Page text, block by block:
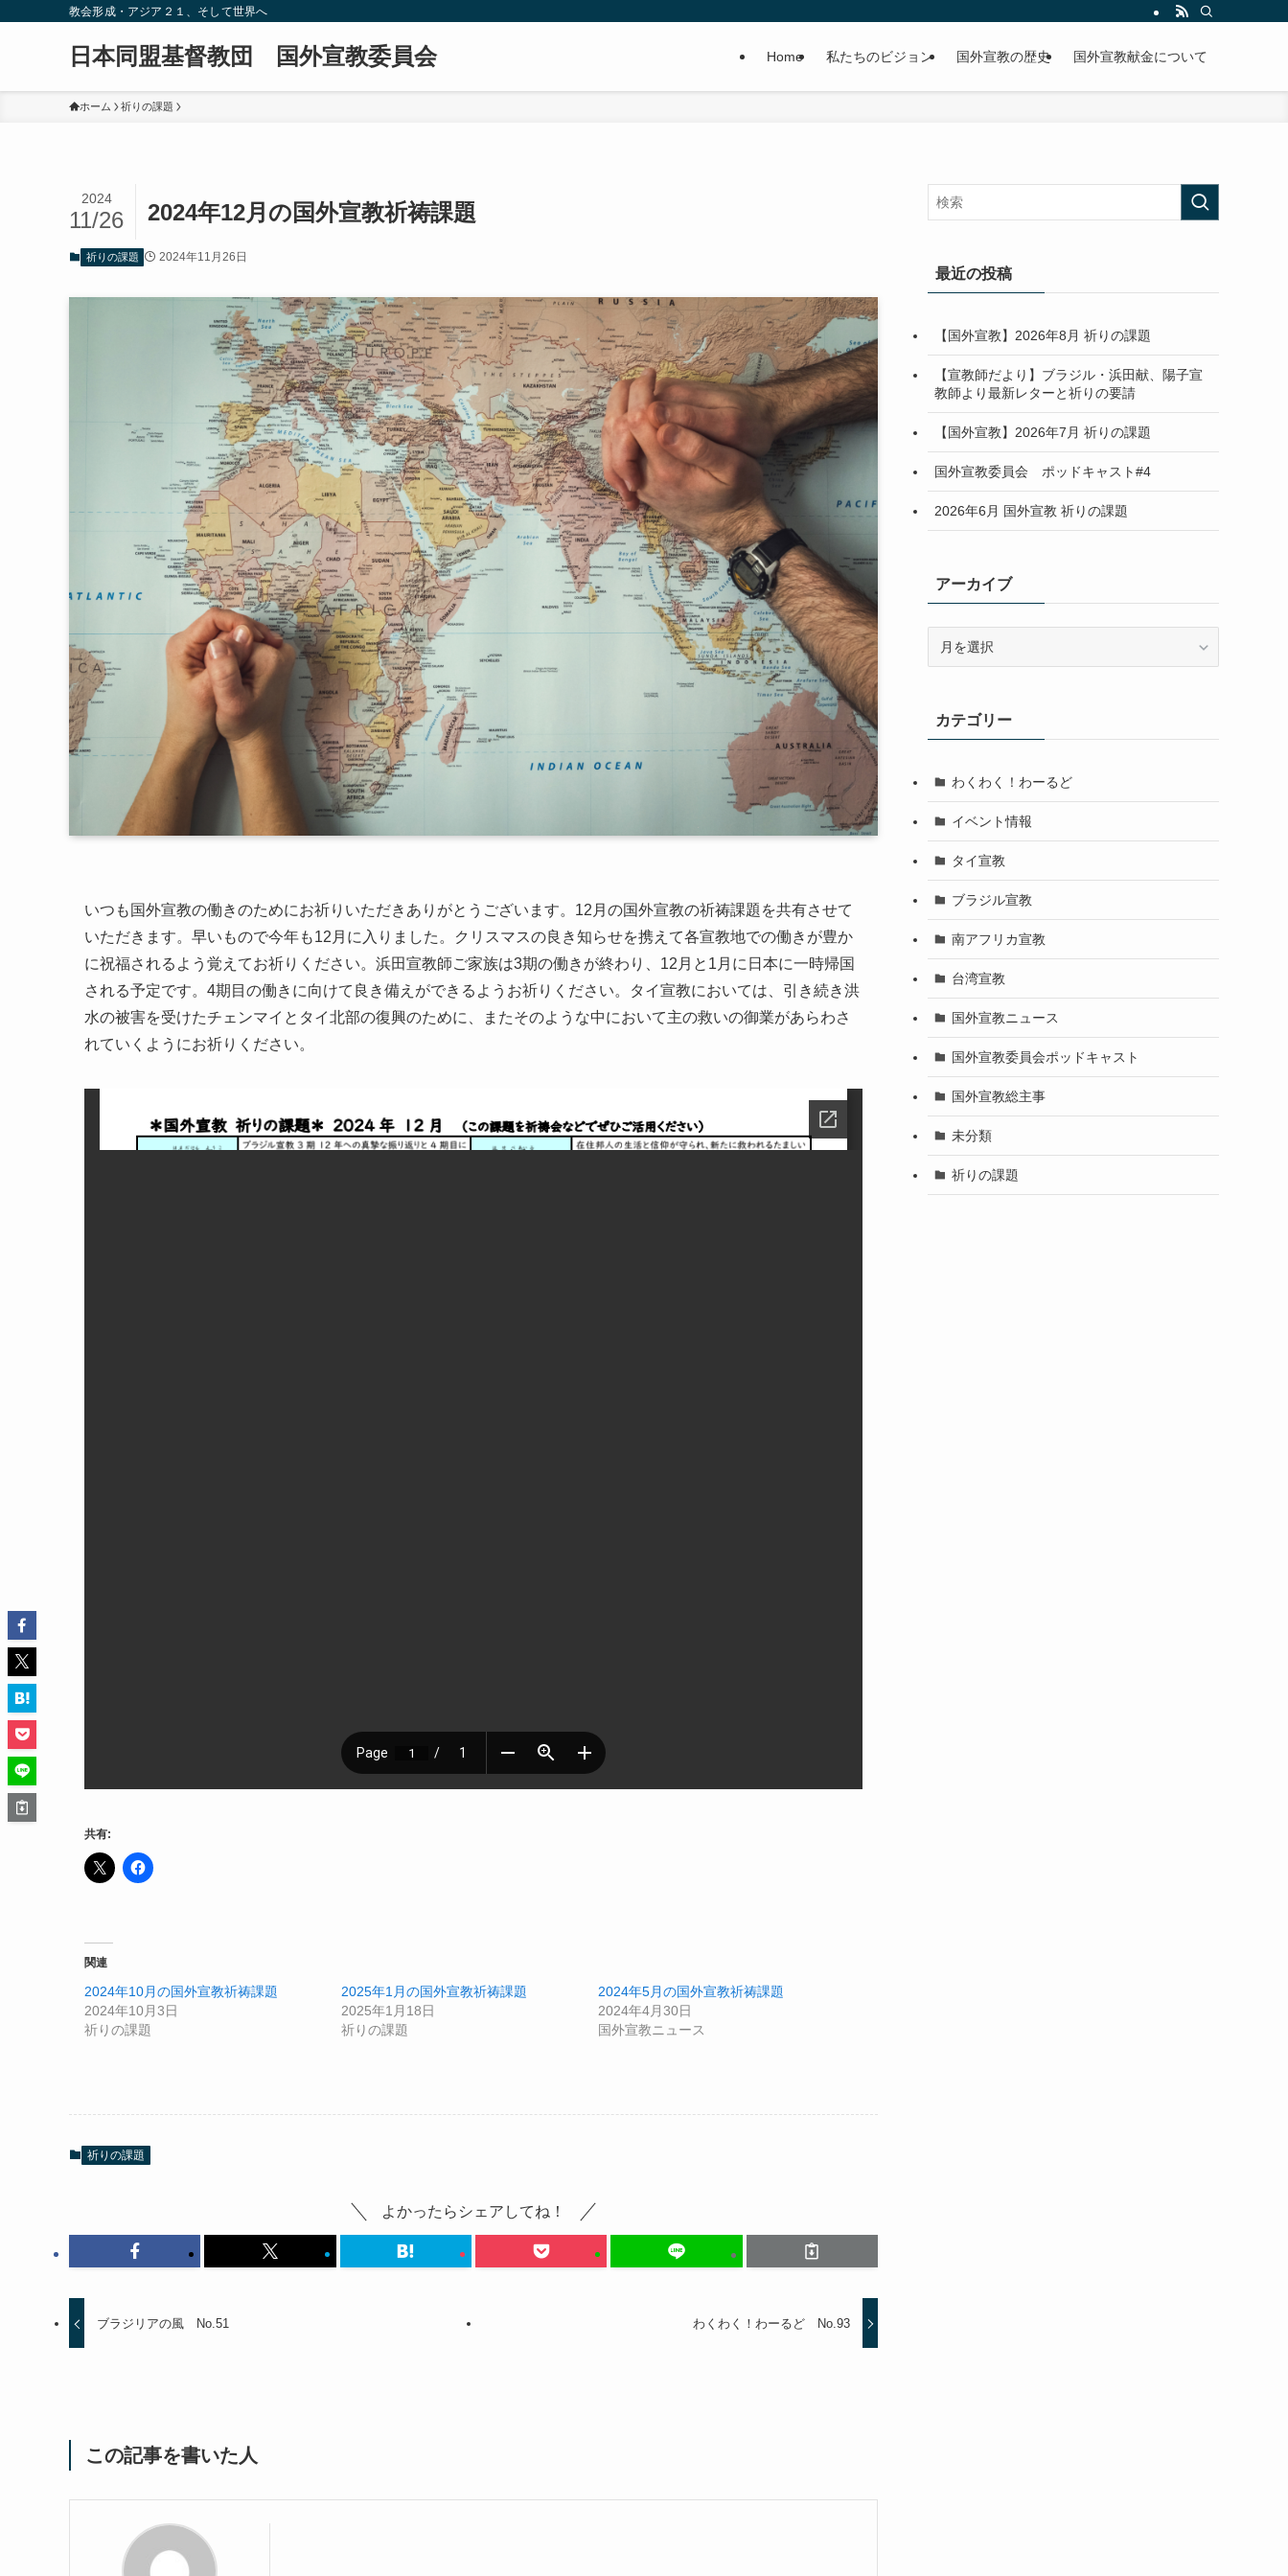
教会形成・アジア２１、そして世界へ
日本同盟基督教団 国外宣教委員会 Home 私たちのビジョン 国外宣教の歴史 国外宣教献金について
ホーム 祈りの課題
2024年12月の国外宣教祈祷課題
2024
11/26
祈りの課題 2024年11月26日
いつも国外宣教の働きのためにお祈りいただきありがとうございます。12月の国外宣教の祈祷課題を共有させて
いただきます。早いもので今年も12月に入りました。クリスマスの良き知らせを携えて各宣教地での働きが豊か
に祝福されるよう覚えてお祈りください。浜田宣教師ご家族は3期の働きが終わり、12月と1月に日本に一時帰国
される予定です。4期目の働きに向けて良き備えができるようお祈りください。タイ宣教においては、引き続き洪
水の被害を受けたチェンマイとタイ北部の復興のために、またそのような中において主の救いの御業があらわさ
れていくようにお祈りください。
共有:
関連
2024年10月の国外宣教祈祷課題
2024年10月3日
祈りの課題
2025年1月の国外宣教祈祷課題
2025年1月18日
祈りの課題
2024年5月の国外宣教祈祷課題
2024年4月30日
国外宣教ニュース
祈りの課題
よかったらシェアしてね！
ブラジリアの風 No.51 わくわく！わーるど No.93
この記事を書いた人
最近の投稿
【国外宣教】2026年8月 祈りの課題
【宣教師だより】ブラジル・浜田献、陽子宣
教師より最新レターと祈りの要請
【国外宣教】2026年7月 祈りの課題
国外宣教委員会 ポッドキャスト#4
2026年6月 国外宣教 祈りの課題
アーカイブ
ブカテゴリー
わくわく！わーるど
イベント情報
タイ宣教
ブラジル宣教
南アフリカ宣教
台湾宣教
国外宣教ニュース
国外宣教委員会ポッドキャスト
国外宣教総主事
未分類
祈りの課題